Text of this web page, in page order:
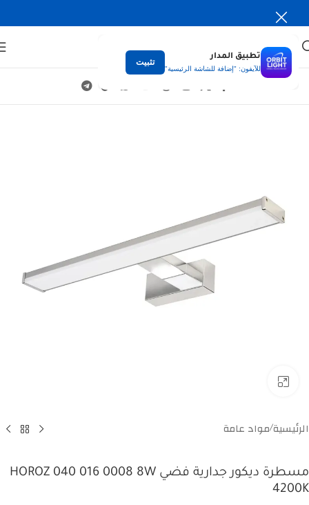
تطبيق المدار
للآيفون: "إضافة للشاشة الرئيسية"
تثبيت
الرئيسية/مواد عامة
مسطرة ديكور جدارية فضي HOROZ 040 016 0008 8W
4200K